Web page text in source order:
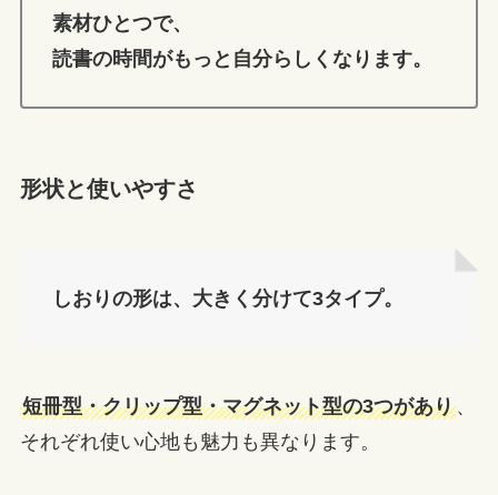
素材ひとつで、
読書の時間がもっと自分らしくなります。
形状と使いやすさ
しおりの形は、大きく分けて3タイプ。
短冊型・クリップ型・マグネット型の3つがあり、
それぞれ使い心地も魅力も異なります。